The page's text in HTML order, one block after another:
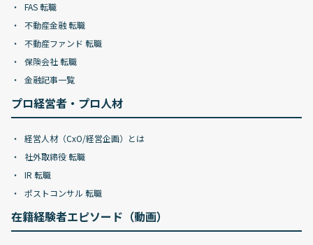
FAS 転職
不動産金融 転職
不動産ファンド 転職
保険会社 転職
金融記事一覧
プロ経営者・プロ人材
経営人材（CxO/経営企画）とは
社外取締役 転職
IR 転職
ポストコンサル 転職
在籍経験者エピソード（動画）